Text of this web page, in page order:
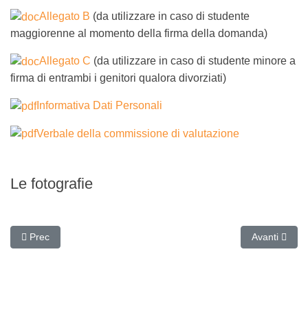
Allegato B (da utilizzare in caso di studente
maggiorenne al momento della firma della domanda)
Allegato C (da utilizzare in caso di studente minore a
firma di entrambi i genitori qualora divorziati)
Informativa Dati Personali
Verbale della commissione di valutazione
Le fotografie
Articolo precedente: Premio "La meglio Gioventù" 2022
Prec Articolo
Avanti